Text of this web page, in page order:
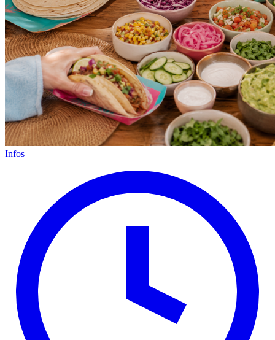
Infos